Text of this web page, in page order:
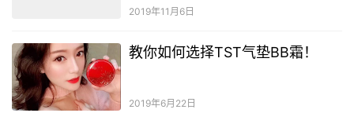
2019年11月6日
教你如何选择TST气垫BB霜！
2019年6月22日